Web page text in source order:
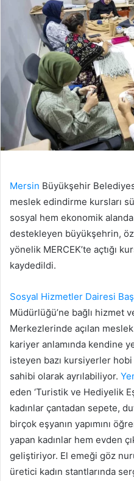
Mersin Büyükşehir
meslek edindirme kursları
sosyal hem ekonomik
destekleyen büyükşehrin,
yönelik MERCEK’te açtığı
kaydedildi.
Sosyal Hizmetler Dairesi
Müdürlüğü’ne bağlı hizmet
Merkezlerinde açılan
kariyer anlamında kendine
isteyen bazı kursiyerler hobi
sahibi olarak ayrılabiliyor.
eden ‘Turistik ve Hediyelik
kadınlar çantadan sepete,
birçok eşyanın yapımını
yapan kadınlar hem evden
geliştiriyor. El emeği göz
üretici kadın stantlarında